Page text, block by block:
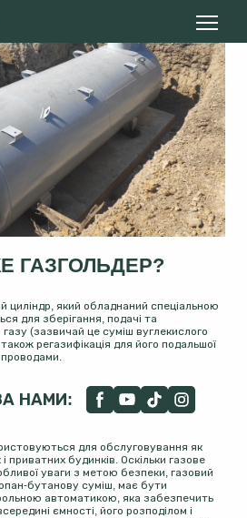
ГАЗГОЛЬДЕР?
циліндр, який обладнаний спеціальною
для зберігання, подачі та
(зазвичай це суміш вуглекислого
регазифікація для його подальшої
НАМИ:
для обслуговування як
приватних будинків. Оскільки газове
уваги з метою безпеки, газовий
бутанову суміш, має бути
автоматикою, яка забезпечить
ємності, його розподілом і